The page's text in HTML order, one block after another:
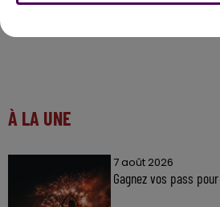
À LA UNE
7 août 2026
Gagnez vos pass